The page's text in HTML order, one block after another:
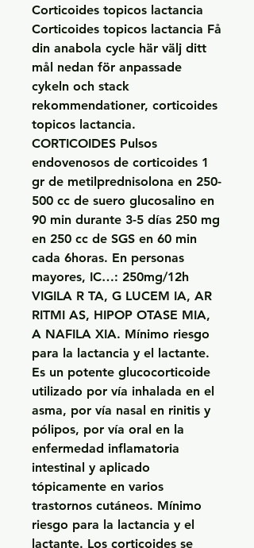
Corticoides topicos lactancia
Corticoides topicos lactancia Få
din anabola cycle här välj ditt
mål nedan för anpassade
cykeln och stack
rekommendationer, corticoides
topicos lactancia.
CORTICOIDES Pulsos
endovenosos de corticoides 1
gr de metilprednisolona en 250-
500 cc de suero glucosalino en
90 min durante 3-5 días 250 mg
en 250 cc de SGS en 60 min
cada 6horas. En personas
mayores, IC…: 250mg/12h
VIGILA R TA, G LUCEM IA, AR
RITMI AS, HIPOP OTASE MIA,
A NAFILA XIA. Mínimo riesgo
para la lactancia y el lactante.
Es un potente glucocorticoide
utilizado por vía inhalada en el
asma, por vía nasal en rinitis y
pólipos, por vía oral en la
enfermedad inflamatoria
intestinal y aplicado
tópicamente en varios
trastornos cutáneos. Mínimo
riesgo para la lactancia y el
lactante. Los corticoides se